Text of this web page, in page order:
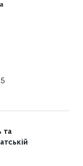
та